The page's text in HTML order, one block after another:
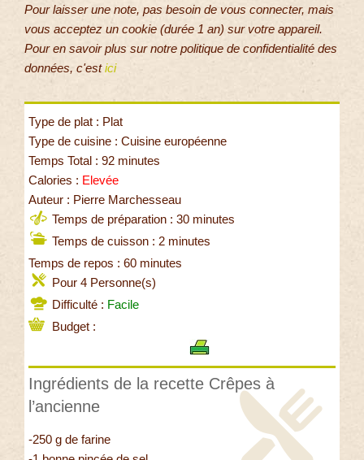
Pour laisser une note, pas besoin de vous connecter, mais
vous acceptez un cookie (durée 1 an) sur votre appareil.
Pour en savoir plus sur notre politique de confidentialité des
données, c'estici
Type de plat : Plat
Type de cuisine : Cuisine européenne
Temps Total : 92 minutes
Calories : Elevée
Auteur : Pierre Marchesseau
Temps de préparation : 30 minutes
Temps de cuisson : 2 minutes
Temps de repos : 60 minutes
Pour 4 Personne(s)
Difficulté : Facile
Budget :
Ingrédients de la recette Crêpes à
l’ancienne
-250 g de farine